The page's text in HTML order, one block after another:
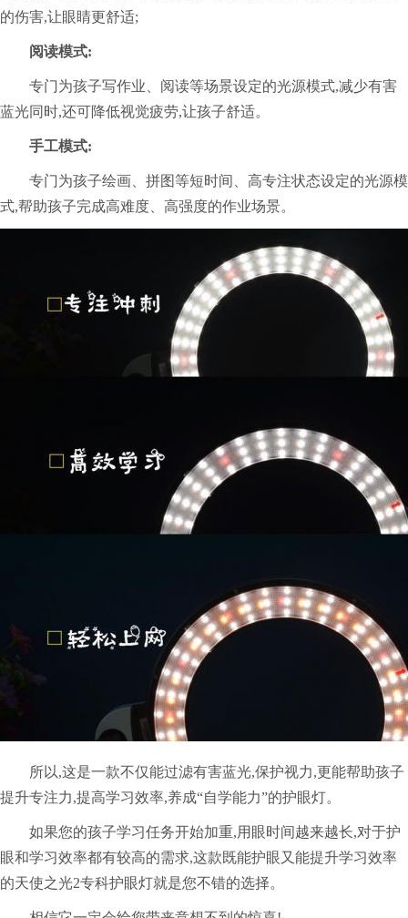
的伤害,让眼睛更舒适;
阅读模式:
专门为孩子写作业、阅读等场景设定的光源模式,减少有害
蓝光同时,还可降低视觉疲劳,让孩子舒适。
手工模式:
专门为孩子绘画、拼图等短时间、高专注状态设定的光源模
式,帮助孩子完成高难度、高强度的作业场景。
所以,这是一款不仅能过滤有害蓝光,保护视力,更能帮助孩子
提升专注力,提高学习效率,养成“自学能力”的护眼灯。
如果您的孩子学习任务开始加重,用眼时间越来越长,对于护
眼和学习效率都有较高的需求,这款既能护眼又能提升学习效率
的天使之光2专科护眼灯就是您不错的选择。